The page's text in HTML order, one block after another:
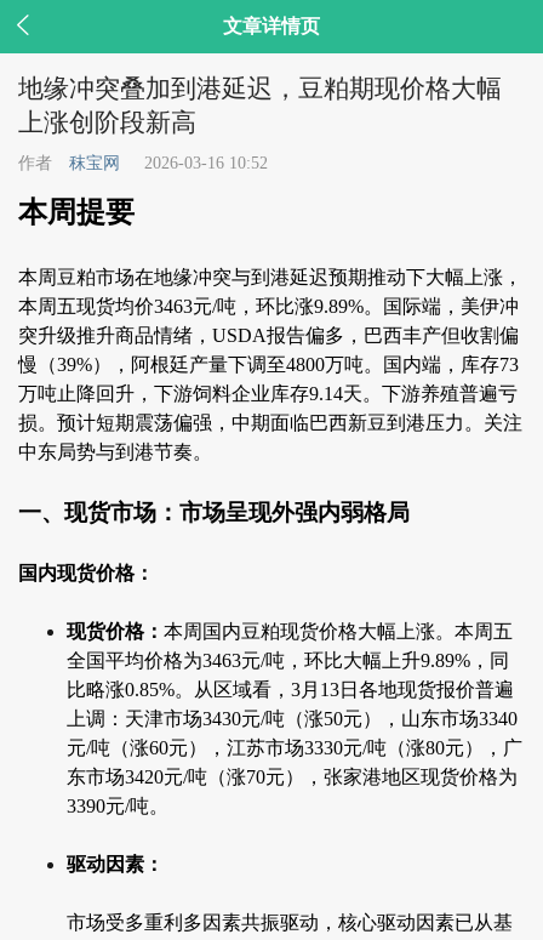
 文章详情页
地缘冲突叠加到港延迟，豆粕期现价格大幅
上涨创阶段新高
作者 秣宝网 2026-03-16 10:52
本周提要
本周豆粕市场在地缘冲突与到港延迟预期推动下大幅上涨，
本周五现货均价3463元/吨，环比涨9.89%。国际端，美伊冲
突升级推升商品情绪，USDA报告偏多，巴西丰产但收割偏
慢（39%），阿根廷产量下调至4800万吨。国内端，库存73
万吨止降回升，下游饲料企业库存9.14天。下游养殖普遍亏
损。预计短期震荡偏强，中期面临巴西新豆到港压力。关注
中东局势与到港节奏。
一、现货市场：市场呈现外强内弱格局
国内现货价格：
现货价格： 本周国内豆粕现货价格大幅上涨。本周五
全国平均价格为3463元/吨，环比大幅上升9.89%，同
比略涨0.85%。从区域看，3月13日各地现货报价普遍
上调：天津市场3430元/吨（涨50元），山东市场3340
元/吨（涨60元），江苏市场3330元/吨（涨80元），广
东市场3420元/吨（涨70元），张家港地区现货价格为
3390元/吨。
驱动因素：
市场受多重利多因素共振驱动，核心驱动因素已从基